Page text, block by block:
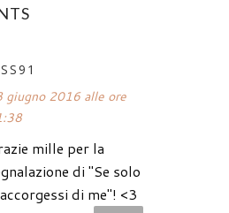
giugno 2016 alle ore
mille per la
di "Se solo
di me"! <3